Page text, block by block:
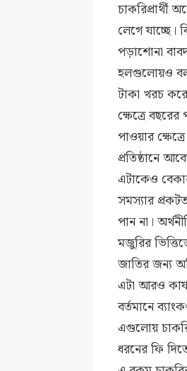
লেগে যাচ্ছে।
পড়াশোনা
হলগুলোয়ও
টাকা খরচ
ক্ষেত্রে
পাওয়ার
প্রতিষ্ঠানে
এটাকেও
সমস্যার
পান না।
মজুরির
জাতির জন্য
এটা আরও
বর্তমানে
এগুলোয়
ধরনের ফি